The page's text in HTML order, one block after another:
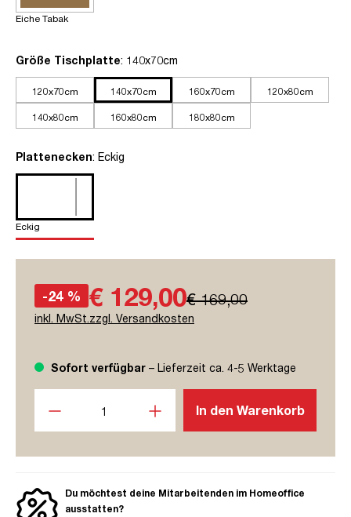
Eiche Tabak
Größe Tischplatteauswählen
: 140x70cm
120x70cm 140x70cm 160x70cm 120x80cm
140x80cm 160x80cm 180x80cm
Platteneckenauswählen
: Eckig
Eckig
-24 % € 129,00€ 169,00
inkl. MwSt.zzgl. Versandkosten
Sofort verfügbar – Lieferzeit ca. 4-5 Werktage
In den Warenkorb
Du möchtest deine Mitarbeitenden im Homeoffice
ausstatten?